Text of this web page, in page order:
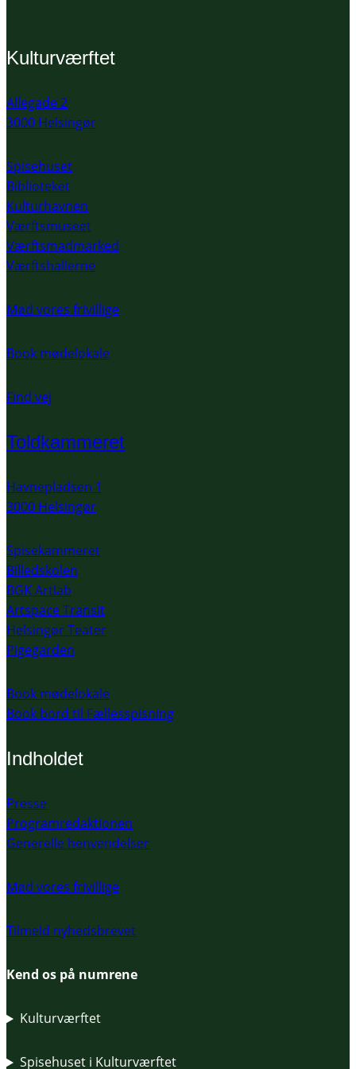
Kulturværftet
Allegade 2
3000 Helsingør
Spisehuset
Biblioteket
Kulturhavnen
Værftsmuseet
Værftsmadmarked
Værftshallerne
Mød vores frivillige
Book mødelokale
Find vej
Toldkammeret
Havnepladsen 1
3000 Helsingør
Spisekammeret
Billedskolen
BGK Artlab
Artspace Transit
Helsingør Teater
Pigegarden
Book mødelokale
Book bord til Fællesspisning
Indholdet
Presse
Programredaktionen
Generelle henvendelser
Mød vores frivillige
Tilmeld nyhedsbrevet
Kend os på numrene
Kulturværftet
Spisehuset i Kulturværftet